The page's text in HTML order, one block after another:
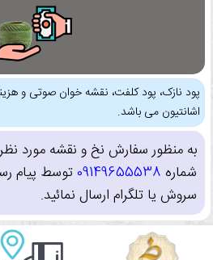
پود نازک، پود کلفت، نقشه خوان صوتی و
اشانتیون می باشد.
به منظور سفارش نخ و نقشه مورد
شماره 09149655538توسط پیام
سروش یا تلگرام ارسال نمائید.